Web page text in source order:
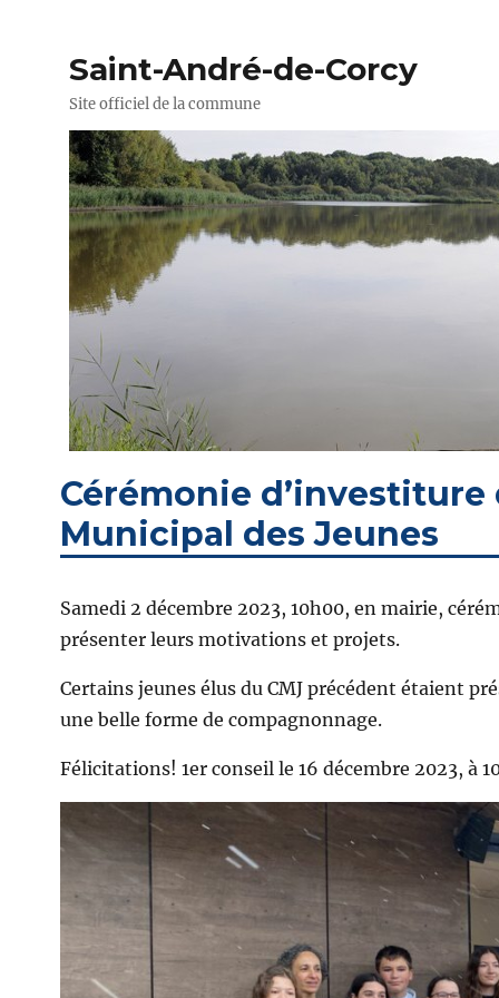
Saint-André-de-Corcy
Site officiel de la commune
Cérémonie d’investiture
Municipal des Jeunes
Samedi 2 décembre 2023, 10h00, en mairie,
présenter leurs motivations et projets.
Certains jeunes élus du CMJ précédent étaient
une belle forme de compagnonnage.
Félicitations! 1er conseil le 16 décembre 2023, à